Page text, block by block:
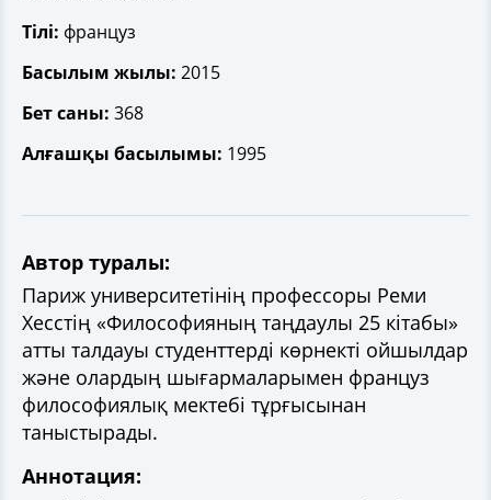
Тілі: француз
Басылым жылы: 2015
Бет саны: 368
Алғашқы басылымы: 1995
Автор туралы:
Париж университетінің профессоры Реми
Хесстің «Философияның таңдаулы 25 кітабы»
атты талдауы студенттерді көрнекті ойшылдар
және олардың шығармаларымен француз
философиялық мектебі тұрғысынан
таныстырады.
Аннотация: